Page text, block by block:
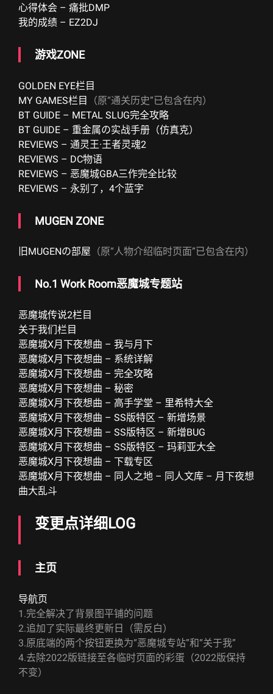
心得体会 – 痛批DMP
我的成绩 – EZ2DJ
游戏ZONE
GOLDEN EYE栏目
MY GAMES栏目
（原“通关历史”已包含在内）
BT GUIDE – METAL SLUG完全攻略
BT GUIDE – 重金属の实战手册（仿真克）
REVIEWS – 通灵王·王者灵魂2
REVIEWS – DC物语
REVIEWS – 恶魔城GBA三作完全比较
REVIEWS – 永别了，4个蓝字
MUGEN ZONE
旧MUGENの部屋 （原“人物介绍临时页面”已包含在内）
No.1 Work Room恶魔城专题站
恶魔城传说2栏目
关于我们栏目
恶魔城X月下夜想曲 – 我与月下
恶魔城X月下夜想曲 – 系统详解
恶魔城X月下夜想曲 – 完全攻略
恶魔城X月下夜想曲 – 秘密
恶魔城X月下夜想曲 – 高手学堂 – 里希特大全
恶魔城X月下夜想曲 – SS版特区 – 新增场景
恶魔城X月下夜想曲 – SS版特区 – 新增BUG
恶魔城X月下夜想曲 – SS版特区 – 玛莉亚大全
恶魔城X月下夜想曲 – 下载专区
恶魔城X月下夜想曲 – 同人之地 – 同人文库 – 月下夜想
曲大乱斗
变更点详细LOG
主页
导航页
1.完全解决了背景图平铺的问题
2.追加了实际最终更新日（需反白）
3.原底端的两个按钮更换为“恶魔城专站”和“关于我”
4.去除2022版链接至各临时页面的彩蛋（2022版保持
不变）